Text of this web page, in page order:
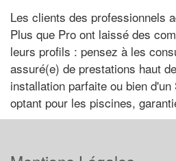
Les clients des professionnels
Plus que Pro ont laissé des
leurs profils : pensez à les
assuré(e) de prestations haut
installation parfaite ou bien d'un
optant pour les piscines,